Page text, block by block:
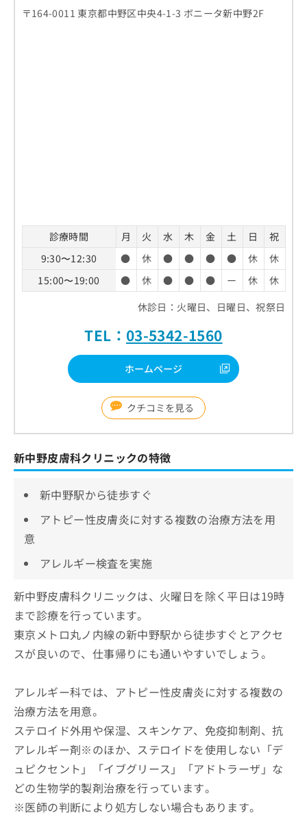
〒164-0011 東京都中野区中央4-1-3 ボニータ新中野2F
診療時間 月 火 水 木 金 土 日
祝
9:30〜12:30
● 休 ● ● ● ● 休
休
15:00〜19:00
● 休 ● ● ● ー 休
休
休診日：火曜日、日曜日、祝祭日
TEL： 03-5342-1560
ホームページ
クチコミを見る
新中野皮膚科クリニックの特徴
新中野駅から徒歩すぐ
アトピー性皮膚炎に対する複数の治療方法を用
意
アレルギー検査を実施
新中野皮膚科クリニックは、火曜日を除く平日は19時
まで診療を行っています。
東京メトロ丸ノ内線の新中野駅から徒歩すぐとアクセ
スが良いので、仕事帰りにも通いやすいでしょう。
アレルギー科では、アトピー性皮膚炎に対する複数の
治療方法を用意。
ステロイド外用や保湿、スキンケア、免疫抑制剤、抗
アレルギー剤※のほか、ステロイドを使用しない「デ
ュピクセント」「イブグリース」「アドトラーザ」な
どの生物学的製剤治療を行っています。
※医師の判断により処方しない場合もあります。